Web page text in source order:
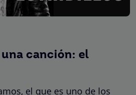
canción: el
el que es uno de los